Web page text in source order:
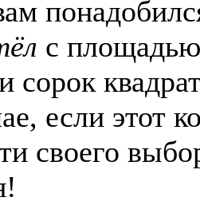
с
сорок
если этот
своего